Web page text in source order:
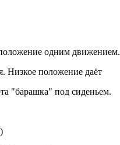
одним движением.
Низкое положение даёт
"барашка" под сиденьем.